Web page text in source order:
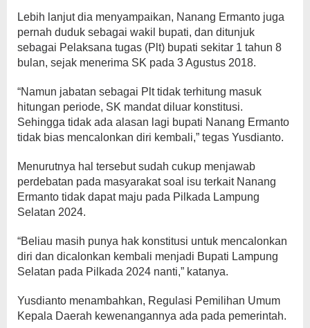
Lebih lanjut dia menyampaikan, Nanang Ermanto juga
pernah duduk sebagai wakil bupati, dan ditunjuk
sebagai Pelaksana tugas (Plt) bupati sekitar 1 tahun 8
bulan, sejak menerima SK pada 3 Agustus 2018.
“Namun jabatan sebagai Plt tidak terhitung masuk
hitungan periode, SK mandat diluar konstitusi.
Sehingga tidak ada alasan lagi bupati Nanang Ermanto
tidak bias mencalonkan diri kembali,” tegas Yusdianto.
Menurutnya hal tersebut sudah cukup menjawab
perdebatan pada masyarakat soal isu terkait Nanang
Ermanto tidak dapat maju pada Pilkada Lampung
Selatan 2024.
“Beliau masih punya hak konstitusi untuk mencalonkan
diri dan dicalonkan kembali menjadi Bupati Lampung
Selatan pada Pilkada 2024 nanti,” katanya.
Yusdianto menambahkan, Regulasi Pemilihan Umum
Kepala Daerah kewenangannya ada pada pemerintah.